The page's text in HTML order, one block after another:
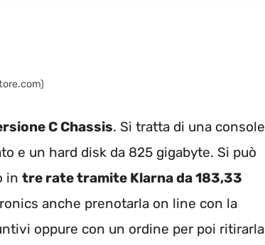
C Chassis. Si tratta di una console
e un hard disk da 825 gigabyte. Si può
in tre rate tramite Klarna da 183,33
anche prenotarla on line con la
oppure con un ordine per poi ritirarla